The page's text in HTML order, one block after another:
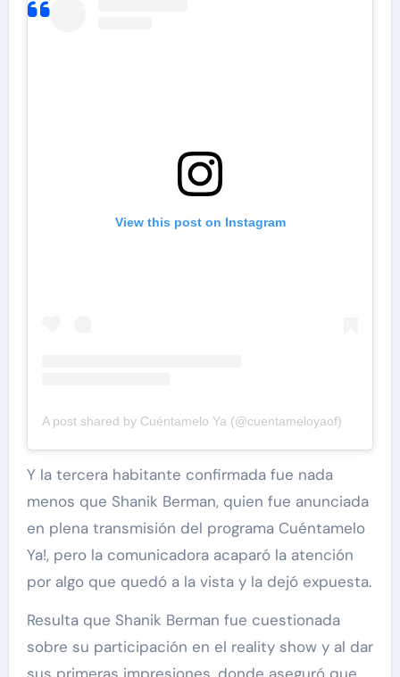
View this post on Instagram
A post shared by Cuéntamelo Ya (@cuentameloyaof)
Y la tercera habitante confirmada fue nada
menos que Shanik Berman, quien fue anunciada
en plena transmisión del programa Cuéntamelo
Ya!, pero la comunicadora acaparó la atención
por algo que quedó a la vista y la dejó expuesta.
Resulta que Shanik Berman fue cuestionada
sobre su participación en el reality show y al dar